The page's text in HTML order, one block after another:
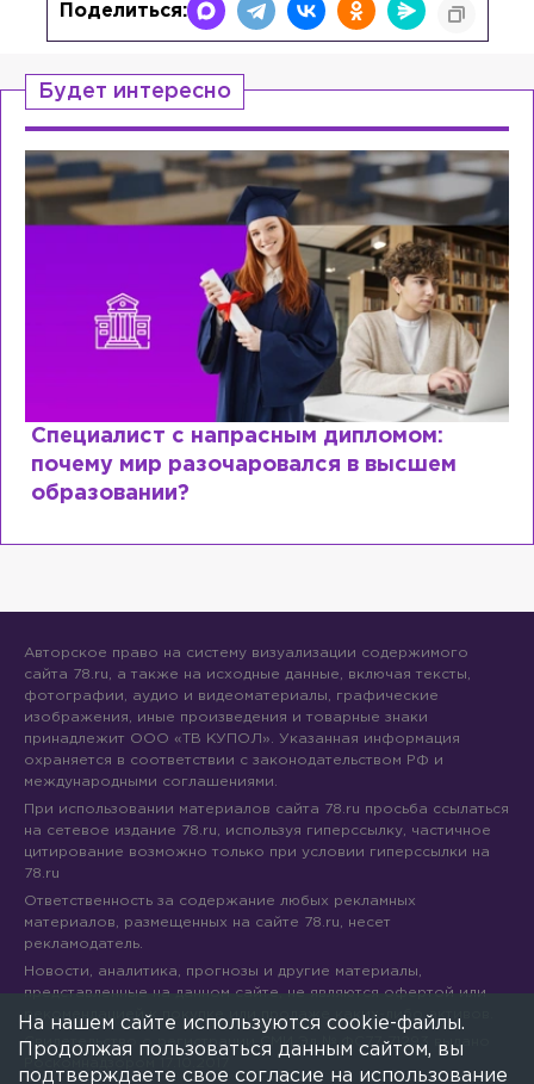
Поделиться:
Будет интересно
Специалист с напрасным дипломом:
почему мир разочаровался в высшем
образовании?
Авторское право на систему визуализации содержимого
сайта 78.ru, а также на исходные данные, включая тексты,
фотографии, аудио и видеоматериалы, графические
изображения, иные произведения и товарные знаки
принадлежит ООО «ТВ КУПОЛ». Указанная информация
охраняется в соответствии с законодательством РФ и
международными соглашениями.
При использовании материалов сайта 78.ru просьба ссылаться
на сетевое издание 78.ru, используя гиперссылку, частичное
цитирование возможно только при условии гиперссылки на
78.ru
Ответственность за содержание любых рекламных
материалов, размещенных на сайте 78.ru, несет
рекламодатель.
Новости, аналитика, прогнозы и другие материалы,
представленные на данном сайте, не являются офертой или
рекомендацией к покупке или продаже каких-либо активов.
Свидетельство о регистрации СМИ Эл № ФС77-71293 выдано
На нашем сайте используются cookie-файлы.
Продолжая пользоваться данным сайтом, вы
подтверждаете свое согласие на использование